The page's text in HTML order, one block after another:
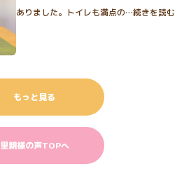
ありました。トイレも満点の…続きを読む
もっと見る
里親様の声TOPへ